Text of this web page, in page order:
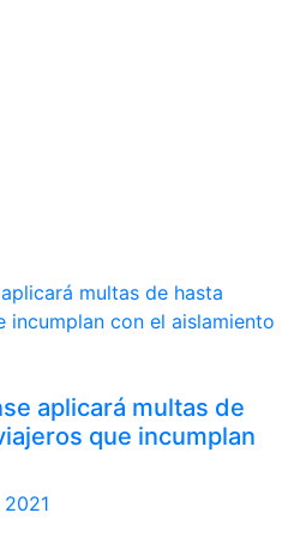
aplicará multas de
que incumplan